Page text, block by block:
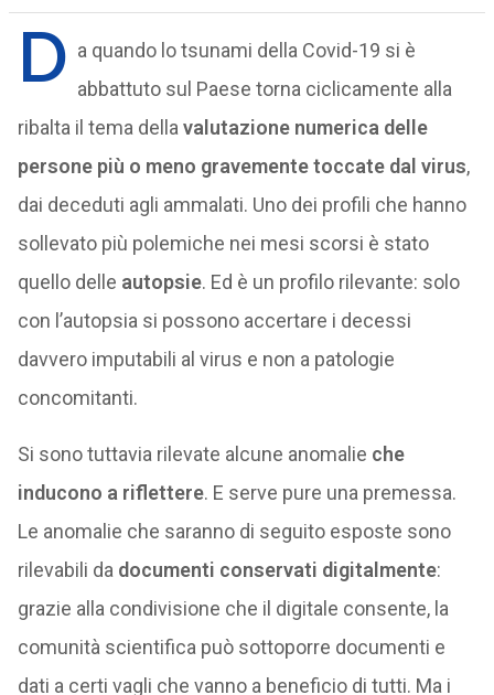
D a quando lo tsunami della Covid-19 si è
abbattuto sul Paese torna ciclicamente alla
ribalta il tema della valutazione numerica delle
persone più o meno gravemente toccate dal virus,
dai deceduti agli ammalati. Uno dei profili che hanno
sollevato più polemiche nei mesi scorsi è stato
quello delle autopsie. Ed è un profilo rilevante: solo
con l’autopsia si possono accertare i decessi
davvero imputabili al virus e non a patologie
concomitanti.
Si sono tuttavia rilevate alcune anomalie che
inducono a riflettere. E serve pure una premessa.
Le anomalie che saranno di seguito esposte sono
rilevabili da documenti conservati digitalmente:
grazie alla condivisione che il digitale consente, la
comunità scientifica può sottoporre documenti e
dati a certi vagli che vanno a beneficio di tutti. Ma i